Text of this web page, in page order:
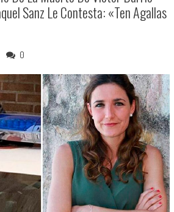
Sanz Le Contesta: «Ten Agallas
0